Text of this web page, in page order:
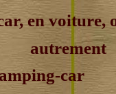
en voiture,
autrement
car